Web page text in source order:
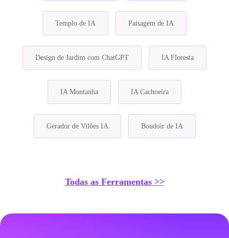
Templo de IA Paisagem de IA
Design de Jardim com ChatGPT IA Floresta
IA Montanha IA Cachoeira
Gerador de Vilões IA Boudoir de IA
Todas as Ferramentas >>